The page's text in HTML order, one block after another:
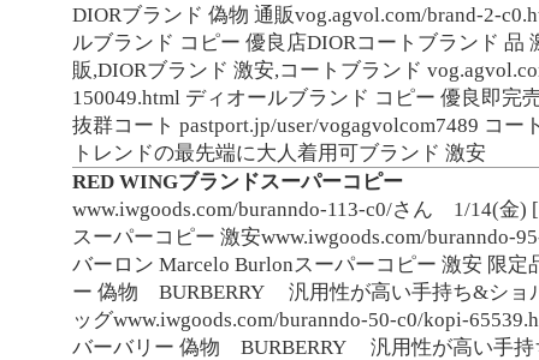
DIORブランド 偽物 通販vog.agvol.com/brand-2-
ルブランド コピー 優良店DIORコートブランド 品
販,DIORブランド 激安,コートブランド
150049.html ディオールブランド コピー 優良即完
抜群コート pastport.jp/user/vogagvolcom7489 コー
トレンドの最先端に大人着用可ブランド 激安
RED WINGブランドスーパーコピー
www.iwgoods.com/buranndo-113-c0/さん
1/14(金)
スーパーコピー 激安www.iwgoods.com/buranndo-
バーロン Marcelo Burlonスーパーコピー 激安 限
ー 偽物 BURBERRY 汎用性が高い手持ち&ショ
ッグwww.iwgoods.com/buranndo-50-c0/kopi-
バーバリー 偽物 BURBERRY 汎用性が高い手持